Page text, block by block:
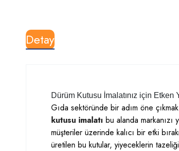
Detay
Dürüm Kutusu İmalatınız için Etken
Gıda sektöründe bir adım öne
kutusu imalatı bu alanda
müşteriler üzerinde kalıcı bir etki
üretilen bu kutular, yiyeceklerin